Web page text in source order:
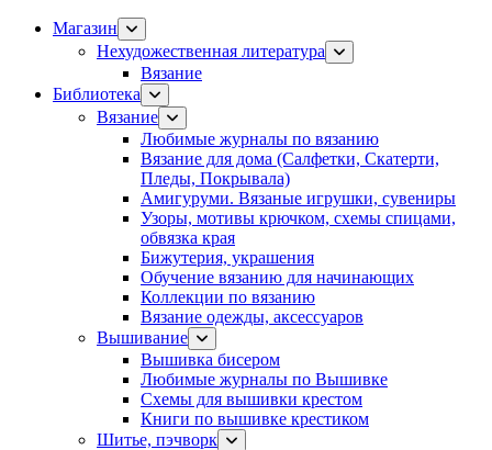
Магазин
Нехудожественная литература
Вязание
Библиотека
Вязание
Любимые журналы по вязанию
Вязание для дома (Салфетки, Скатерти,
Пледы, Покрывала)
Амигуруми. Вязаные игрушки, сувениры
Узоры, мотивы крючком, схемы спицами,
обвязка края
Бижутерия, украшения
Обучение вязанию для начинающих
Коллекции по вязанию
Вязание одежды, аксессуаров
Вышивание
Вышивка бисером
Любимые журналы по Вышивке
Схемы для вышивки крестом
Книги по вышивке крестиком
Шитье, пэчворк